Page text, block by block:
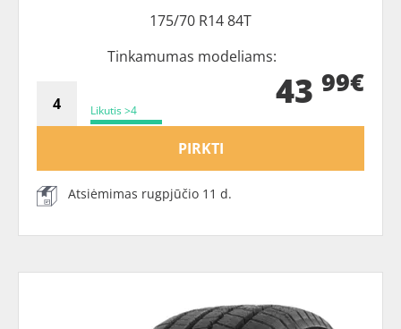
175/70 R14 84T
Tinkamumas modeliams:
Likutis >4 43 99€
PIRKTI
Atsiėmimas rugpjūčio 11 d.